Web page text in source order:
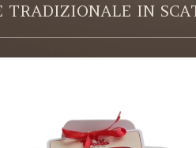
TRADIZIONALE IN